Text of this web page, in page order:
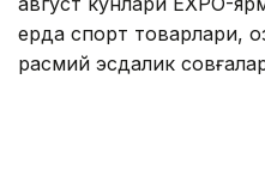
ерда спорт товарлари,
расмий эсдалик